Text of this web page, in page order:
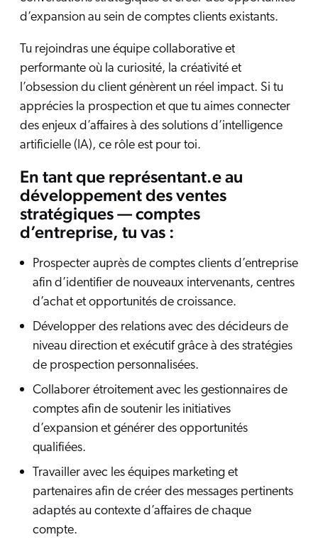
d’expansion au sein de comptes clients existants.
Tu rejoindras une équipe collaborative et
performante où la curiosité, la créativité et
l’obsession du client génèrent un réel impact. Si tu
apprécies la prospection et que tu aimes connecter
des enjeux d’affaires à des solutions d’intelligence
artificielle (IA), ce rôle est pour toi.
En tant que représentant.e au
développement des ventes
stratégiques — comptes
d’entreprise, tu vas :
Prospecter auprès de comptes clients d’entreprise
afin d’identifier de nouveaux intervenants, centres
d’achat et opportunités de croissance.
Développer des relations avec des décideurs de
niveau direction et exécutif grâce à des stratégies
de prospection personnalisées.
Collaborer étroitement avec les gestionnaires de
comptes afin de soutenir les initiatives
d’expansion et générer des opportunités
qualifiées.
Travailler avec les équipes marketing et
partenaires afin de créer des messages pertinents
adaptés au contexte d’affaires de chaque
compte.